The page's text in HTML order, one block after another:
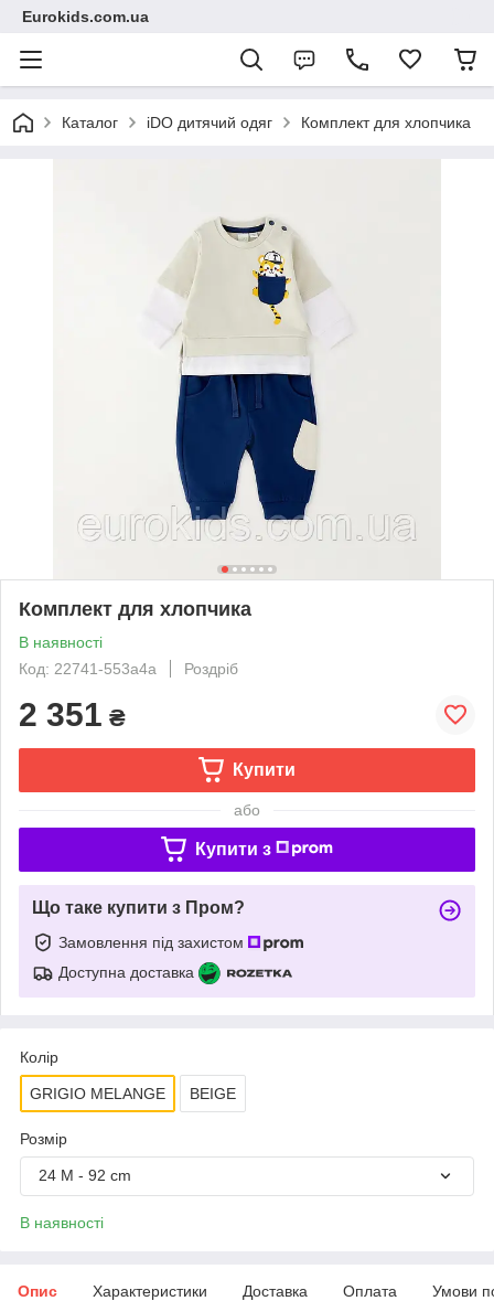
Eurokids.com.ua
Каталог iDO дитячий одяг Комплект для хлопчика
Комплект для хлопчика
В наявності
Код: 22741-553a4a
Роздріб
2 351 ₴
Купити
або
Купити з
Що таке купити з Пром?
Замовлення під захистом
Доступна доставка
Колір
GRIGIO MELANGE BEIGE
Розмір
24 M - 92 cm
В наявності
Опис Характеристики Доставка Оплата Умови